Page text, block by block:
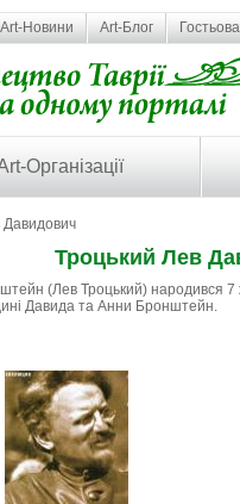
Art-Новини Art-Блог Гостьова
Організації
Давидович
Троцький Лев
(Лев Троцький) народився 7
Давида та Анни Бронштейн.